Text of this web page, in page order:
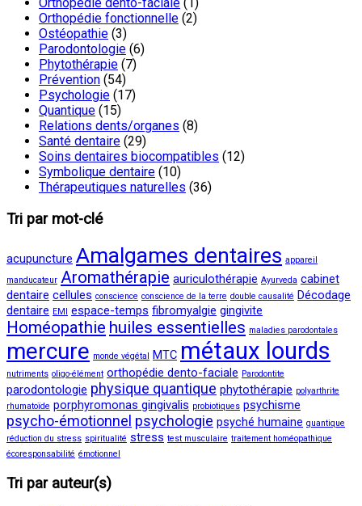
Orthopédie fonctionnelle (2)
Ostéopathie (3)
Parodontologie (6)
Phytothérapie (7)
Prévention (54)
Psychologie (17)
Quantique (15)
Relations dents/organes (8)
Santé dentaire (29)
Soins dentaires biocompatibles (12)
Symbolique dentaire (10)
Thérapeutiques naturelles (36)
Tri par mot-clé
acupuncture Amalgames dentaires appareil
manducateur Aromathérapie auriculothérapie Ayurveda cabinet
dentaire cellules conscience conscience de la terre double causalité Décodage
dentaire EMI espace-temps fibromyalgie gingivite
Homéopathie huiles essentielles maladies parodontales
mercure monde végétal MTC métaux lourds
nutriments oligo-élément orthopédie dento-faciale Parodontite
parodontologie physique quantique phytothérapie polyarthrite
rhumatoïde porphyromonas gingivalis probiotiques psychisme
psycho-émotionnel psychologie psyché humaine quantique
réduction du stress spiritualité stress test musculaire traitement homéopathique
écoresponsabilité émotionnel
Tri par auteur(s)